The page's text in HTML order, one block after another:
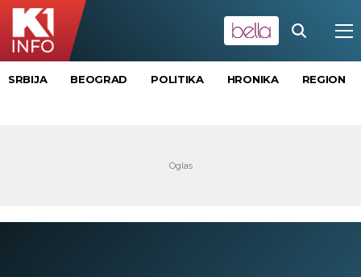
SRBIJA BEOGRAD POLITIKA HRONIKA REGION